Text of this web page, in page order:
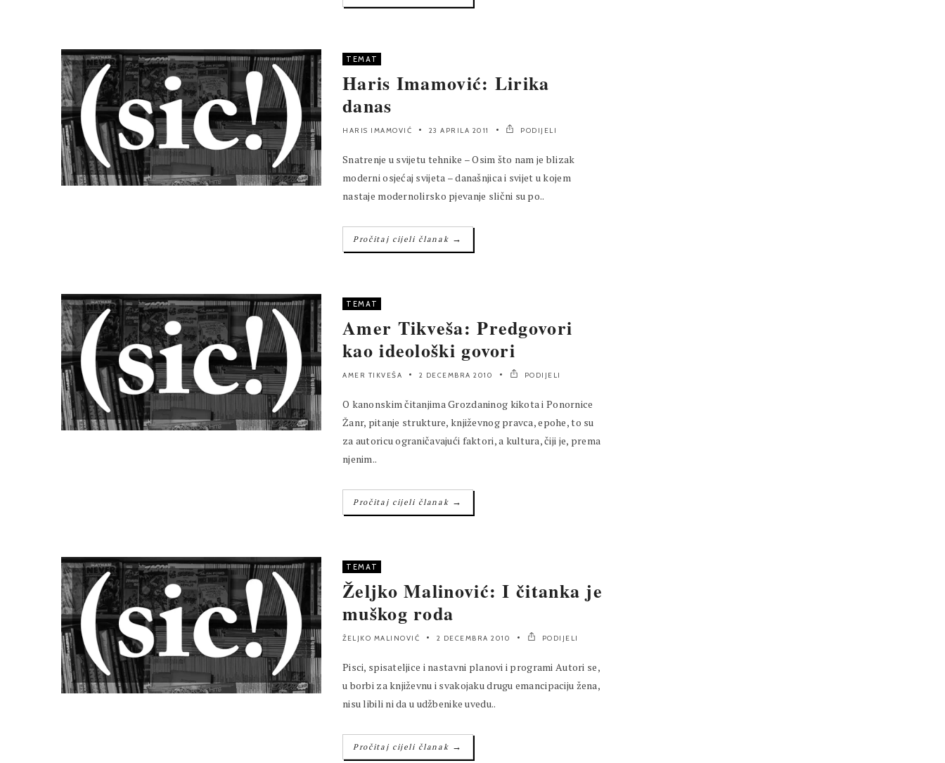
TEMAT
Haris Imamović: Lirika
danas
HARIS IMAMOVIĆ 23 APRILA 2011 PODIJELI
Snatrenje u svijetu tehnike – Osim što nam je blizak
moderni osjećaj svijeta – današnjica i svijet u kojem
nastaje modernolirsko pjevanje slični su po..
Pročitaj cijeli članak →
TEMAT
Amer Tikveša: Predgovori
kao ideološki govori
AMER TIKVEŠA 2 DECEMBRA 2010 PODIJELI
O kanonskim čitanjima Grozdaninog kikota i Ponornice
Žanr, pitanje strukture, književnog pravca, epohe, to su
za autoricu ograničavajući faktori, a kultura, čiji je, prema
njenim..
Pročitaj cijeli članak →
TEMAT
Željko Malinović: I čitanka je
muškog roda
ŽELJKO MALINOVIĆ 2 DECEMBRA 2010 PODIJELI
Pisci, spisateljice i nastavni planovi i programi Autori se,
u borbi za književnu i svakojaku drugu emancipaciju žena,
nisu libili ni da u udžbenike uvedu..
Pročitaj cijeli članak →